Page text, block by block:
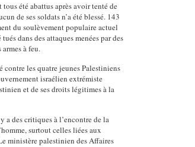
été abattus après avoir tenté de
de ses soldats n’a été blessé. 143
du soulèvement populaire actuel
dans des attaques menées par des
à feu.
contre les quatre jeunes Palestiniens
israélien extrémiste
et de ses droits légitimes à la
a des critiques à l’encontre de la
surtout celles liées aux
ministère palestinien des Affaires